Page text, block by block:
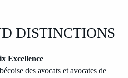
DISTINCTIONS
Excellence
des avocats et avocates de